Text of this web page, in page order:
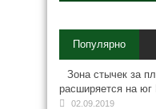
Популярно
Зона стычек за
расширяется на юг
02.09.2019